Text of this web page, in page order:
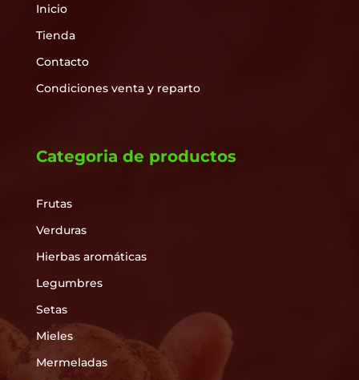
Inicio
Tienda
Contacto
Condiciones venta y reparto
Categoria de productos
Frutas
Verduras
Hierbas aromáticas
Legumbres
Setas
Mieles
Mermeladas